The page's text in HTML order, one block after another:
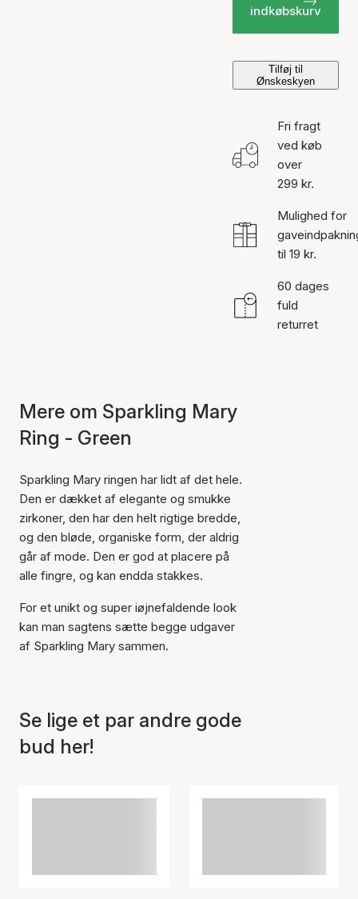
indkøbskurv
Tilføj til
Ønskeskyen
Fri fragt
ved køb
over
299 kr.
Mulighed for
til 19 kr.
60 dages
fuld
returret
Mere om Sparkling Mary
Ring - Green
Sparkling Mary ringen har lidt af det hele.
Den er dækket af elegante og smukke
zirkoner, den har den helt rigtige bredde,
og den bløde, organiske form, der aldrig
går af mode. Den er god at placere på
alle fingre, og kan endda stakkes.
For et unikt og super iøjnefaldende look
kan man sagtens sætte begge udgaver
af Sparkling Mary sammen.
Se lige et par andre gode
bud her!